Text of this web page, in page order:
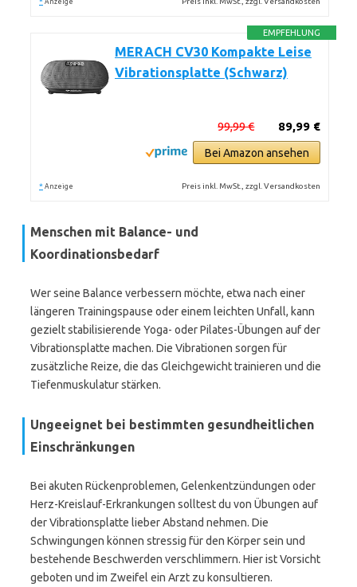
Anzeige
EMPFEHLUNG
MERACH CV30 Kompakte Leise
Vibrationsplatte (Schwarz)
89,99 €
99,99 €
Bei Amazon ansehen
* Anzeige Preis inkl. MwSt., zzgl. Versandkosten
Menschen mit Balance- und
Koordinationsbedarf
Wer seine Balance verbessern möchte, etwa nach einer
längeren Trainingspause oder einem leichten Unfall, kann
gezielt stabilisierende Yoga- oder Pilates-Übungen auf der
Vibrationsplatte machen. Die Vibrationen sorgen für
zusätzliche Reize, die das Gleichgewicht trainieren und die
Tiefenmuskulatur stärken.
Ungeeignet bei bestimmten gesundheitlichen
Einschränkungen
Bei akuten Rückenproblemen, Gelenkentzündungen oder
Herz-Kreislauf-Erkrankungen solltest du von Übungen auf
der Vibrationsplatte lieber Abstand nehmen. Die
Schwingungen können stressig für den Körper sein und
bestehende Beschwerden verschlimmern. Hier ist Vorsicht
geboten und im Zweifel ein Arzt zu konsultieren.